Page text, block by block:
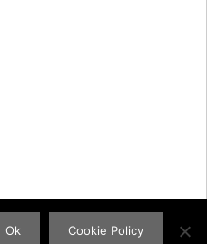
Ok Cookie Policy